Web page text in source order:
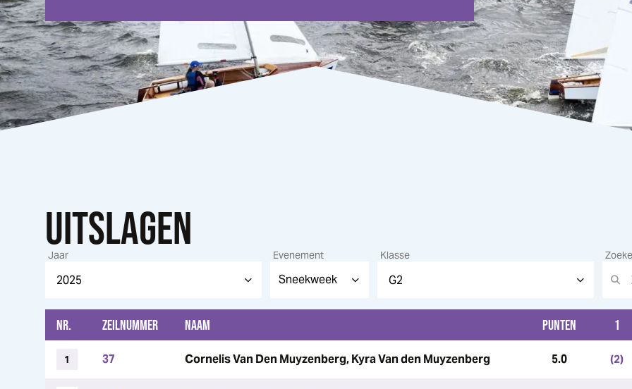
UITSLAGEN
Jaar Evenement Klasse
NR. ZEILNUMMER NAAM PUNTEN 1
1 37 Cornelis Van Den Muyzenberg, Kyra Van den Muyzenberg 5.0 (2)